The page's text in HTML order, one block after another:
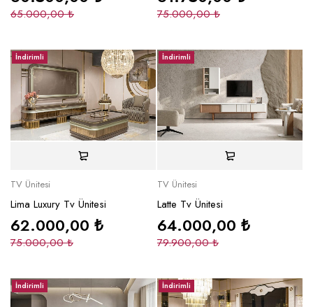
65.000,00₺ 75.000,00₺
İndirimli
TV Ünitesi
Lima Luxury Tv Ünitesi
75.000,00₺
62.000,00 ₺
İndirimli
TV Ünitesi
Latte Tv Ünitesi
79.900,00₺
64.000,00 ₺
İndirimli İndirimli